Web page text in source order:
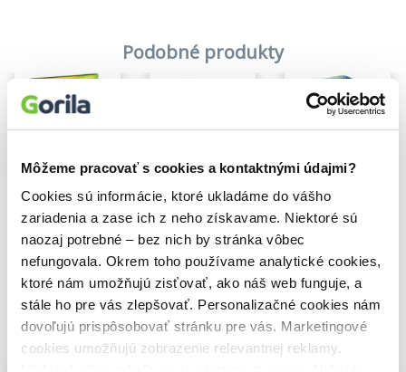
Môžeme pracovať s cookies a kontaktnými údajmi?
Cookies sú informácie, ktoré ukladáme do vášho
zariadenia a zase ich z neho získavame. Niektoré sú
naozaj potrebné – bez nich by stránka vôbec
nefungovala. Okrem toho používame analytické cookies,
ktoré nám umožňujú zisťovať, ako náš web funguje, a
stále ho pre vás zlepšovať. Personalizačné cookies nám
dovoľujú prispôsobovať stránku pre vás. Marketingové
cookies umožňujú zobrazenie relevantnej reklamy.
Podobné produkty
Stegosaurus
3,80€
Na sklade
3D Puzzle-Ball: Disney Stitch - Angel
9,00€ 14,40€
Vybrané pre teba